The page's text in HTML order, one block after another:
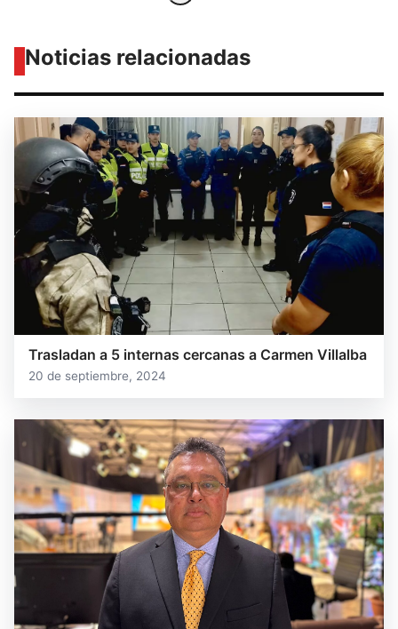
Noticias relacionadas
Trasladan a 5 internas cercanas a Carmen Villalba
20 de septiembre, 2024